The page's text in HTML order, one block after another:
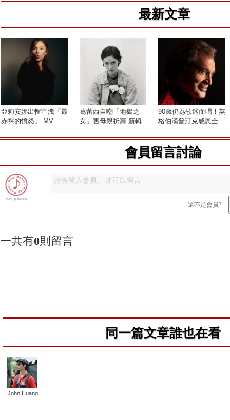
最新文章
亞莉安娜出輯宣洩「最
赤裸的憤怒」 MV ...
葛蕾西自嘲「地獄之
女」害母親折壽 新輯...
90歲仍為歌迷而唱！英
格伯漢普汀克感恩全...
會員留言討論
還不是會員?
一共有0則留言
同一篇文章誰也在看
John Huang